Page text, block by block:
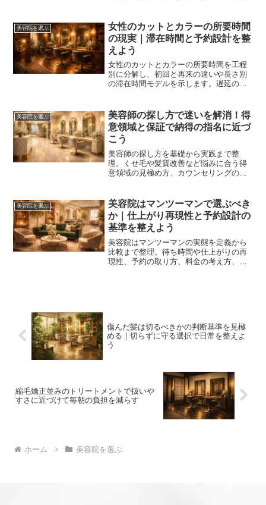
提案します。
美容院を選ぶ
女性のカットとカラーの所要時間
の現実｜滞在時間と予約設計を整
えよう
女性のカットとカラーの所要時間を工程
別に分解し、初回と再来の違いや長さ別
の滞在時間モデルを示します。遅延の要
ます。
美容院を選ぶ
美容師の探し方で迷いを解消！得
意領域と保証で納得の指名に近づ
こう
美容師の探し方を基礎から実践まで整
理。くせ毛や髪質改善など悩みに合う得
意領域の見極め方、カウンセリングの深
体化します。
美容院を選ぶ
美容院はマンツーマンで選ぶべき
か｜仕上がり再現性と予約設計の
基準を整えよう
美容院はマンツーマンの実態を定義から
比較まで整理。待ち時間や仕上がりの再
現性、予約の取り方、料金の考え方、向
傷んだ髪は切るべきかの判断基準を見極
める｜切らずに守る選択で日常を整えよ
う
縮毛矯正並みのトリートメントで扱いや
すさに近づけて毎朝の負担を減らす
ホーム 美容院を選ぶ